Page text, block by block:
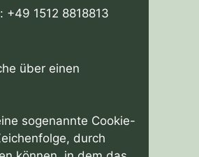
1512 8818813
über einen
sogenannte Cookie-
durch